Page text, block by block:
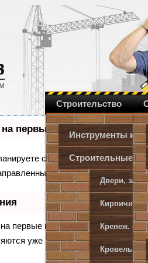
Строительство
Инструменты и
Строительные и
Двери,
Кирпичи,
Крепеж.
на первые места?
создать свой сайт, но не
на увеличение его
первые места в поиске
уже в течение первых 7